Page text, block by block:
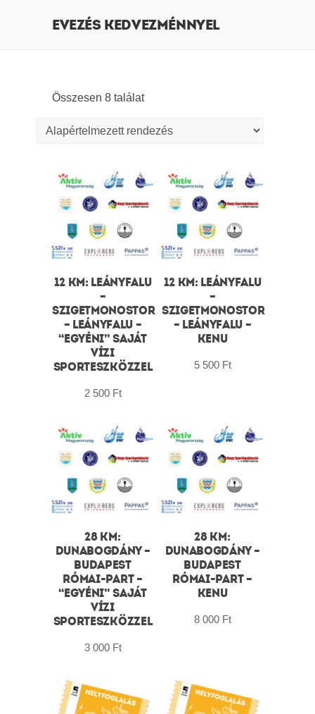
EVEZÉS KEDVEZMÉNNYEL
Összesen 8 találat
12 KM: LEÁNYFALU
–
SZIGETMONOSTOR
– LEÁNYFALU –
“EGYÉNI” SAJÁT
VÍZI
SPORTESZKÖZZEL
2 500 Ft
12 KM: LEÁNYFALU
–
SZIGETMONOSTOR
– LEÁNYFALU –
KENU
5 500 Ft
28 KM:
DUNABOGDÁNY –
BUDAPEST
RÓMAI-PART –
“EGYÉNI” SAJÁT
VÍZI
SPORTESZKÖZZEL
3 000 Ft
28 KM:
DUNABOGDÁNY –
BUDAPEST
RÓMAI-PART –
KENU
8 000 Ft